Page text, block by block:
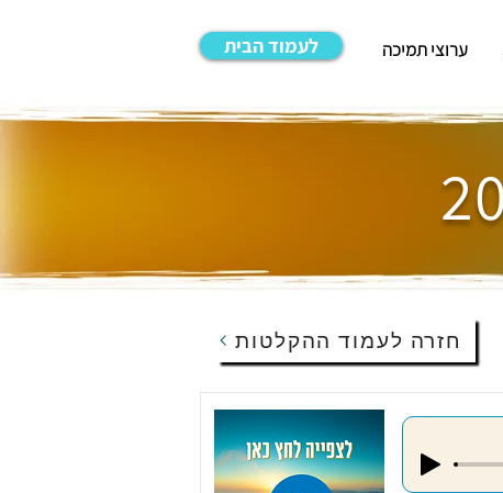
לעמוד הבית ערוצי תמיכה
חזרה לעמוד ההקלטות